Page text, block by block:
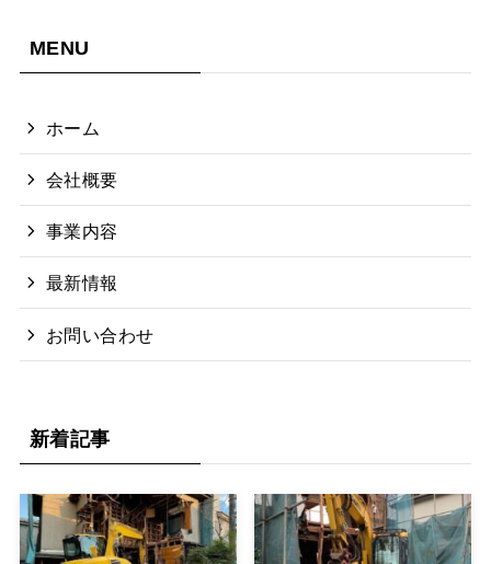
MENU
ホーム
会社概要
事業内容
最新情報
お問い合わせ
新着記事